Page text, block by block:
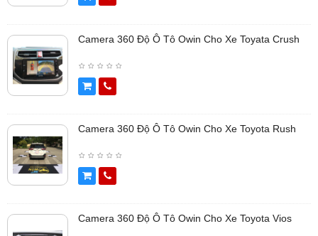
Camera 360 Độ Ô Tô Owin Cho Xe Toyata Crush
Camera 360 Độ Ô Tô Owin Cho Xe Toyota Rush
Camera 360 Độ Ô Tô Owin Cho Xe Toyota Vios